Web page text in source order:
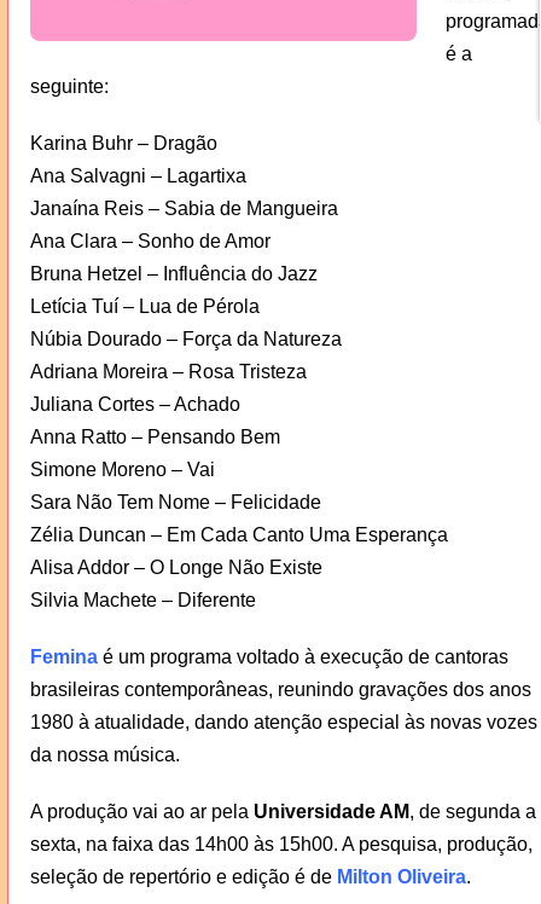
é a
seguinte:
Karina Buhr – Dragão
Ana Salvagni – Lagartixa
Janaína Reis – Sabia de Mangueira
Ana Clara – Sonho de Amor
Bruna Hetzel – Influência do Jazz
Letícia Tuí – Lua de Pérola
Núbia Dourado – Força da Natureza
Adriana Moreira – Rosa Tristeza
Juliana Cortes – Achado
Anna Ratto – Pensando Bem
Simone Moreno – Vai
Sara Não Tem Nome – Felicidade
Zélia Duncan – Em Cada Canto Uma Esperança
Alisa Addor – O Longe Não Existe
Silvia Machete – Diferente
Feminaé um programa voltado à execução de cantoras
brasileiras contemporâneas, reunindo gravações dos anos
1980 à atualidade, dando atenção especial às novas vozes
da nossa música.
A produção vai ao ar pela Universidade AM, de segunda a
sexta, na faixa das 14h00 às 15h00. A pesquisa, produção,
seleção de repertório e edição é de Milton Oliveira.